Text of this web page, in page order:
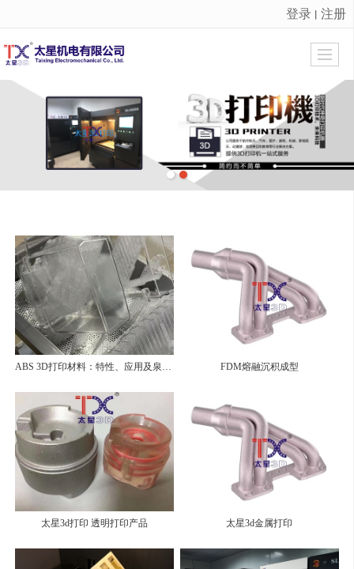
很遗憾，因您的浏览器版本过低导致无法获得最佳浏览体验，推荐下载安装谷歌浏览器！
登录 丨 注册
FDM熔融沉积成型
太星3d打印 透明打印产品 太星3d金属打印